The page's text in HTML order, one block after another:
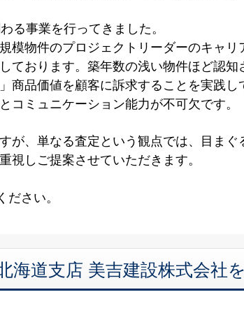
る事業を行ってきました。
模物件のプロジェクトリーダーのキャリ
ております。築年数の浅い物件ほど認知
品価値を顧客に訴求することを実践し
ミュニケーション能力が不可欠です。
が、単なる査定という観点では、目まぐ
しご提案させていただきます。
さい。
道支店 美吉建設株式会社